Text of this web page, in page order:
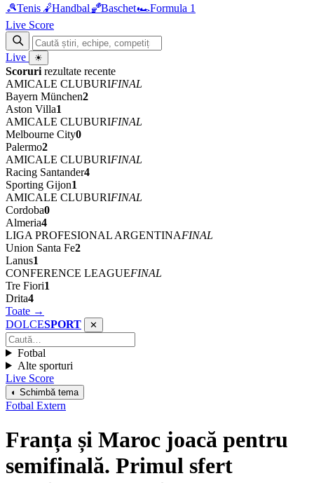
🎾Tenis 🤾Handbal🏀Baschet🏎Formula 1
Live Score
Live ☀
Scoruri rezultate recente
AMICALE CLUBURIFINAL
Bayern München2
Aston Villa1
AMICALE CLUBURIFINAL
Melbourne City0
Palermo2
AMICALE CLUBURIFINAL
Racing Santander4
Sporting Gijon1
AMICALE CLUBURIFINAL
Cordoba0
Almeria4
LIGA PROFESIONAL ARGENTINAFINAL
Union Santa Fe2
Lanus1
CONFERENCE LEAGUEFINAL
Tre Fiori1
Drita4
Toate →
DOLCESPORT ✕
Fotbal
Alte sporturi
Live Score
◐ Schimbă tema
Fotbal Extern
Franța și Maroc joacă pentru
semifinală. Primul sfert